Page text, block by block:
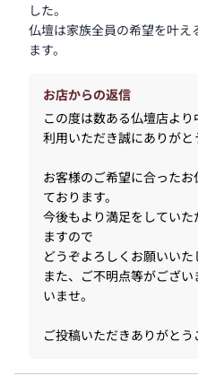
した。
仏壇は家族全員の希望を叶え
ます。
お店からの返信
この度は数ある仏壇店よ
利用いただき誠にありがと
お客様のご希望に合った
ております。
今後もより満足をしてい
ますので
どうぞよろしくお願いいた
また、ご不明点等がござ
いませ。
ご投稿いただきありがとう